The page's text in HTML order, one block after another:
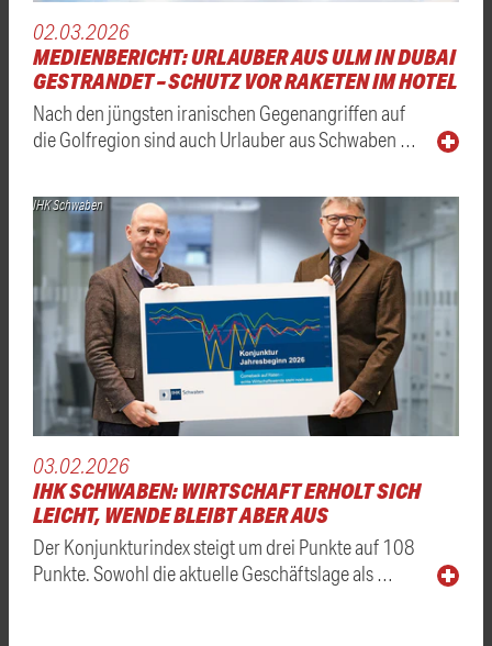
02.03.2026
MEDIENBERICHT: URLAUBER AUS ULM IN DUBAI
GESTRANDET – SCHUTZ VOR RAKETEN IM HOTEL
Nach den jüngsten iranischen Gegenangriffen auf
die Golfregion sind auch Urlauber aus Schwaben …
IHK Schwaben
03.02.2026
IHK SCHWABEN: WIRTSCHAFT ERHOLT SICH
LEICHT, WENDE BLEIBT ABER AUS
Der Konjunkturindex steigt um drei Punkte auf 108
Punkte. Sowohl die aktuelle Geschäftslage als …